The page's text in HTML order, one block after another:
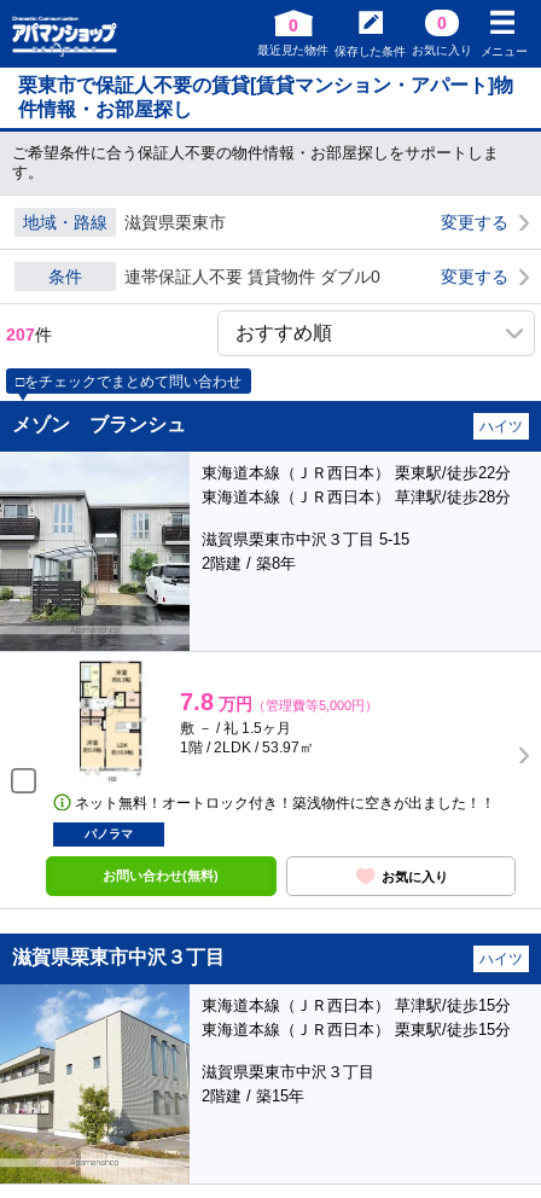
0
最近見た物件 保存した条件
0
お気に入り メニュー
栗東市で保証人不要の賃貸[賃貸マンション・アパート]物
件情報・お部屋探し
ご希望条件に合う保証人不要の物件情報・お部屋探しをサポートしま
す。
地域・路線 滋賀県栗東市 変更する
条件 連帯保証人不要 賃貸物件 ダブル0 変更する
207件
□をチェックでまとめて問い合わせ
メゾン ブランシュ ハイツ
東海道本線（ＪＲ西日本） 栗東駅/徒歩22分
東海道本線（ＪＲ西日本） 草津駅/徒歩28分
滋賀県栗東市中沢３丁目 5-15
2階建 / 築8年
7.8 万円 （管理費等5,000円）
敷 － / 礼 1.5ヶ月
1階 / 2LDK / 53.97㎡
ネット無料！オートロック付き！築浅物件に空きが出ました！！
パノラマ
お問い合わせ(無料) お気に入り
滋賀県栗東市中沢３丁目 ハイツ
東海道本線（ＪＲ西日本） 草津駅/徒歩15分
東海道本線（ＪＲ西日本） 栗東駅/徒歩15分
滋賀県栗東市中沢３丁目
2階建 / 築15年